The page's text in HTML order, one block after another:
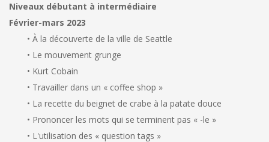
Niveaux débutant à intermédiaire
Février-mars 2023
• À la découverte de la ville de Seattle
• Le mouvement grunge
• Kurt Cobain
• Travailler dans un « coffee shop »
• La recette du beignet de crabe à la patate douce
• Prononcer les mots qui se terminent pas « -le »
• L'utilisation des « question tags »